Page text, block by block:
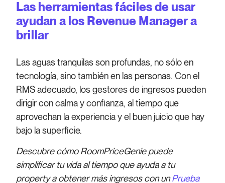
Las herramientas fáciles de usar
ayudan a los Revenue Manager a
brillar
Las aguas tranquilas son profundas, no sólo en
tecnología, sino también en las personas. Con el
RMS adecuado, los gestores de ingresos pueden
dirigir con calma y confianza, al tiempo que
aprovechan la experiencia y el buen juicio que hay
bajo la superficie.
Descubre cómo RoomPriceGenie puede
simplificar tu vida al tiempo que ayuda a tu
property a obtener más ingresos con unPrueba